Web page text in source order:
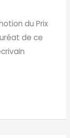
du Prix
de ce